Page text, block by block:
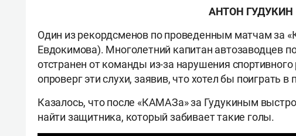
АНТОН ГУДУКИН
Один из рекордсменов по проведенным матчам за
Евдокимова). Многолетний капитан автозаводцев
отстранен от команды из-за нарушения
опроверг эти слухи, заявив, что хотел бы поиграть в
Казалось, что после «КАМАЗа» за Гудукиным
найти защитника, который забивает такие голы.